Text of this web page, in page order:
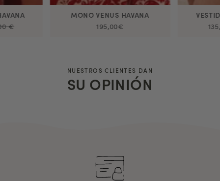
€
MONO VENUS HAVANA
195,00€
NUESTROS CLIENTES DAN
SU OPINIÓN